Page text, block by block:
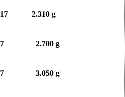
2.310 g
2.700 g
3.050 g